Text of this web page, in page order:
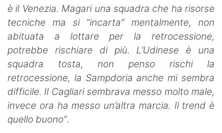
è il Venezia. Magari una squadra che ha risorse
tecniche ma si “incarta” mentalmente, non
abituata a lottare per la retrocessione,
potrebbe rischiare di più. L’Udinese è una
squadra tosta, non penso rischi la
retrocessione, la Sampdoria anche mi sembra
difficile. Il Cagliari sembrava messo molto male,
invece ora ha messo un’altra marcia. Il trend è
quello buono”.